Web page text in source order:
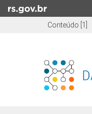
Skip to main content
Conteúdo [1]